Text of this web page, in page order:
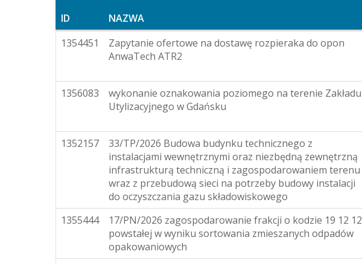
Do
ID NAZWA
1354451
Zapytanie ofertowe na dostawę rozpieraka do opon
AnwaTech ATR2
1356083
wykonanie oznakowania poziomego na terenie Zakładu
Utylizacyjnego w Gdańsku
1352157
33/TP/2026 Budowa budynku technicznego z
instalacjami wewnętrznymi oraz niezbędną zewnętrzną
infrastrukturą techniczną i zagospodarowaniem terenu
wraz z przebudową sieci na potrzeby budowy instalacji
do oczyszczania gazu składowiskowego
1355444
17/PN/2026 zagospodarowanie frakcji o kodzie 19 12 12
powstałej w wyniku sortowania zmieszanych odpadów
opakowaniowych